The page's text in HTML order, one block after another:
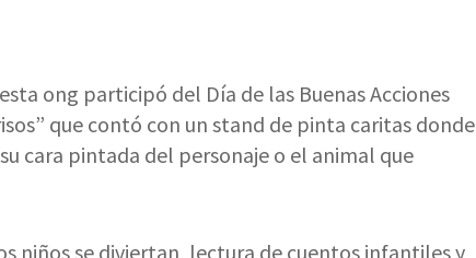
ong participó del Día de las Buenas Acciones
que contó con un stand de pinta caritas donde
cara pintada del personaje o el animal que
niños se diviertan, lectura de cuentos infantiles y